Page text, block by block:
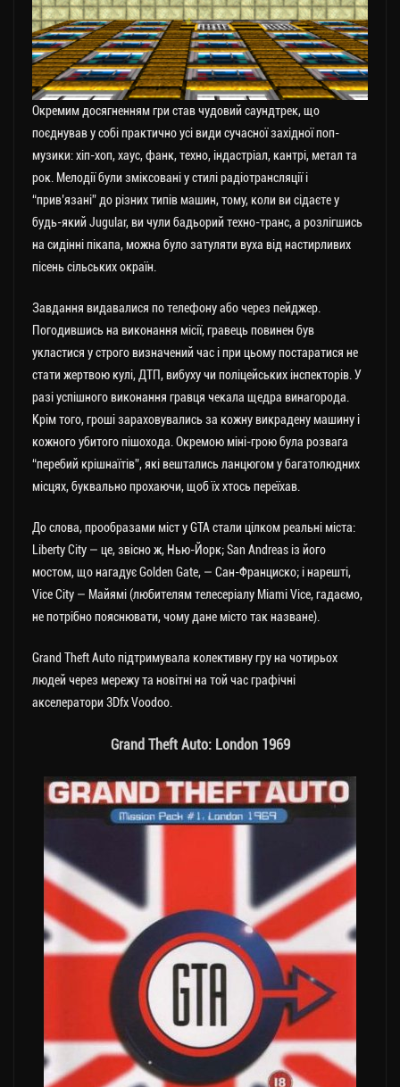
Окремим досягненням гри став чудовий саундтрек, що
поєднував у собі практично усі види сучасної західної поп-
музики: хіп-хоп, хаус, фанк, техно, індастріал, кантрі, метал та
рок. Мелодії були зміксовані у стилі радіотрансляції і
“прив’язані” до різних типів машин, тому, коли ви сідаєте у
будь-який Jugular, ви чули бадьорий техно-транс, а розлігшись
на сидінні пікапа, можна було затуляти вуха від настирливих
пісень сільських окраїн.
Завдання видавалися по телефону або через пейджер.
Погодившись на виконання місії, гравець повинен був
укластися у строго визначений час і при цьому постаратися не
стати жертвою кулі, ДТП, вибуху чи поліцейських інспекторів. У
разі успішного виконання гравця чекала щедра винагорода.
Крім того, гроші зараховувались за кожну викрадену машину і
кожного убитого пішохода. Окремою міні-грою була розвага
“перебий крішнаїтів”, які вештались ланцюгом у багатолюдних
місцях, буквально прохаючи, щоб їх хтось переїхав.
До слова, прообразами міст у GTA стали цілком реальні міста:
Liberty City — це, звісно ж, Нью-Йорк; San Andreas із його
мостом, що нагадує Golden Gate, — Сан-Франциско; і нарешті,
Vice City — Майямі (любителям телесеріалу Miami Vice, гадаємо,
не потрібно пояснювати, чому дане місто так назване).
Grand Theft Auto підтримувала колективну гру на чотирьох
людей через мережу та новітні на той час графічні
акселератори 3Dfx Voodoo.
Grand Theft Auto: London 1969